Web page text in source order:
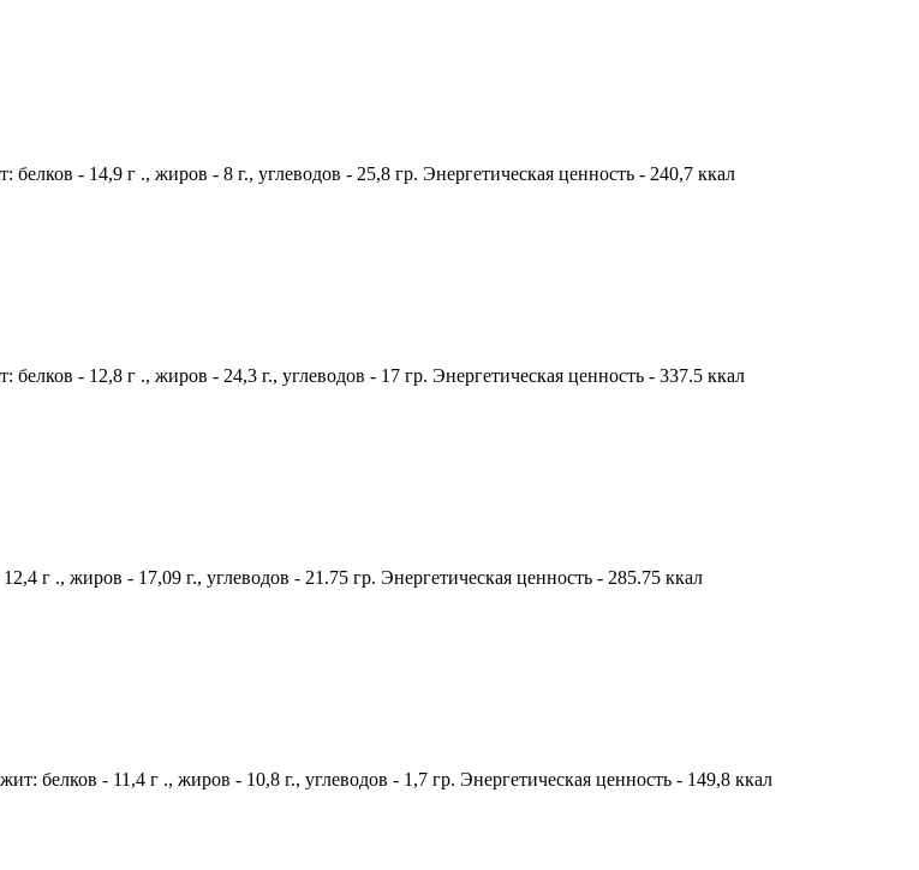
- 14,9 г ., жиров - 8 г., углеводов - 25,8 гр. Энергетическая ценность - 240,7 ккал
- 12,8 г ., жиров - 24,3 г., углеводов - 17 гр. Энергетическая ценность - 337.5 ккал
г ., жиров - 17,09 г., углеводов - 21.75 гр. Энергетическая ценность - 285.75 ккал
белков - 11,4 г ., жиров - 10,8 г., углеводов - 1,7 гр. Энергетическая ценность - 149,8 ккал